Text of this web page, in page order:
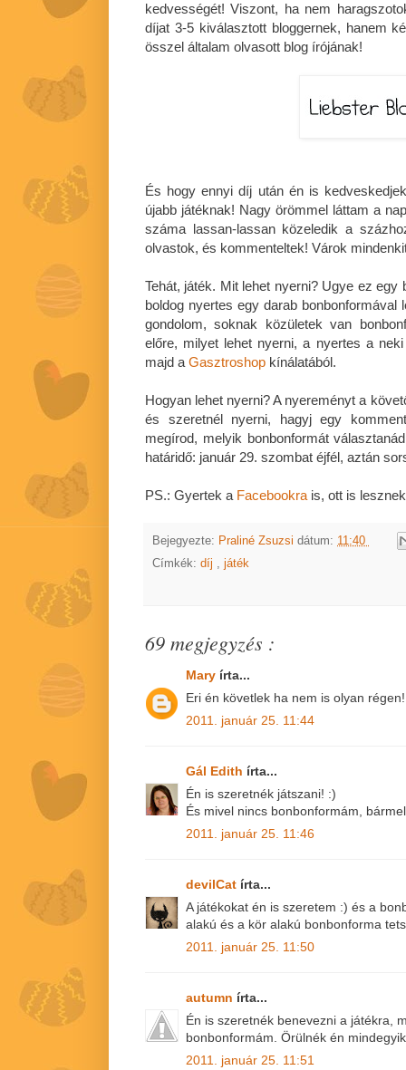
kedvességét! Viszont, ha nem
díjat 3-5 kiválasztott bloggernek, hanem
összel általam olvasott blog írójának!
És hogy ennyi díj után én is
újabb játéknak! Nagy örömmel láttam a
száma lassan-lassan közeledik a
olvastok, és kommenteltek! Várok
Tehát, játék. Mit lehet nyerni? Ugye ez egy
boldog nyertes egy darab
gondolom, soknak közületek van
előre, milyet lehet nyerni, a nyertes a
majd a Gasztroshop kínálatából.
Hogyan lehet nyerni? A nyereményt a
és szeretnél nyerni, hagyj egy
megírod, melyik bonbonformát
határidő: január 29. szombat éjfél, aztán
PS.: Gyertek a Facebookra is, ott is
Bejegyezte: Praliné Zsuzsi dátum: 11:40
Címkék: díj , játék
69 megjegyzés :
Mary írta...
Eri én követlek ha nem is olyan
2011. január 25. 11:44
Gál Edith írta...
Én is szeretnék játszani! :)
És mivel nincs bonbonformám,
2011. január 25. 11:46
devilCat írta...
A játékokat én is szeretem :) és a
alakú és a kör alakú bonbonforma
2011. január 25. 11:50
autumn írta...
Én is szeretnék benevezni a játékra,
bonbonformám. Örülnék én
2011. január 25. 11:51